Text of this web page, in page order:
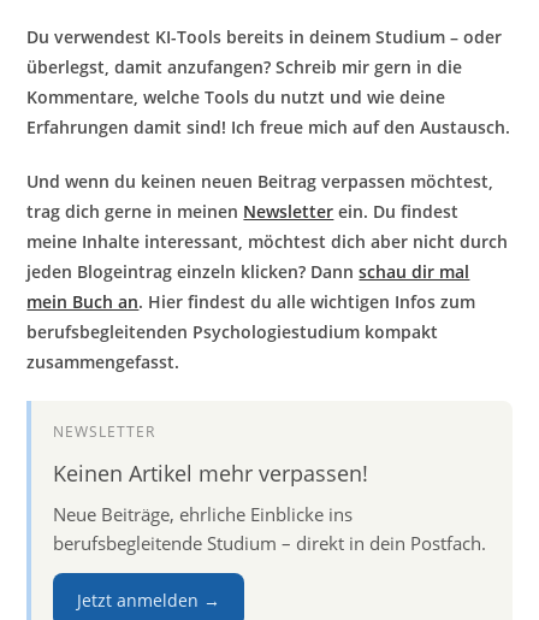
Du verwendest KI-Tools bereits in deinem Studium – oder
überlegst, damit anzufangen? Schreib mir gern in die
Kommentare, welche Tools du nutzt und wie deine
Erfahrungen damit sind! Ich freue mich auf den Austausch.
Und wenn du keinen neuen Beitrag verpassen möchtest,
trag dich gerne in meinen Newsletter ein. Du findest
meine Inhalte interessant, möchtest dich aber nicht durch
jeden Blogeintrag einzeln klicken? Dannschau dir mal
mein Buch an. Hier findest du alle wichtigen Infos zum
berufsbegleitenden Psychologiestudium kompakt
zusammengefasst.
NEWSLETTER
Keinen Artikel mehr verpassen!
Neue Beiträge, ehrliche Einblicke ins
berufsbegleitende Studium – direkt in dein Postfach.
Jetzt anmelden →